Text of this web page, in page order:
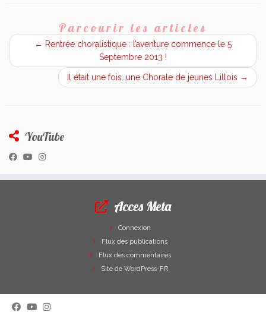
Parcourir les articles
← Rentrée choralistique : l’aventure commence le 5
Septembre 2013 !
Il était une fois…une Chorale de jeunes Lillois →
YouTube
Acces Meta
Connexion
Flux des publications
Flux des commentaires
Site de WordPress-FR